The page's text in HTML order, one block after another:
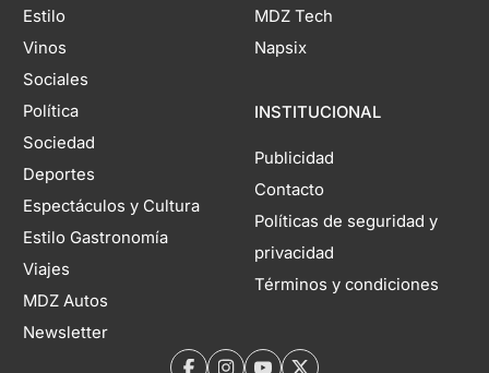
Estilo
Vinos
Sociales
Política
Sociedad
Deportes
Espectáculos y Cultura
Estilo Gastronomía
Viajes
MDZ Autos
Newsletter
MDZ Tech
Napsix
INSTITUCIONAL
Publicidad
Contacto
Políticas de seguridad y
privacidad
Términos y condiciones